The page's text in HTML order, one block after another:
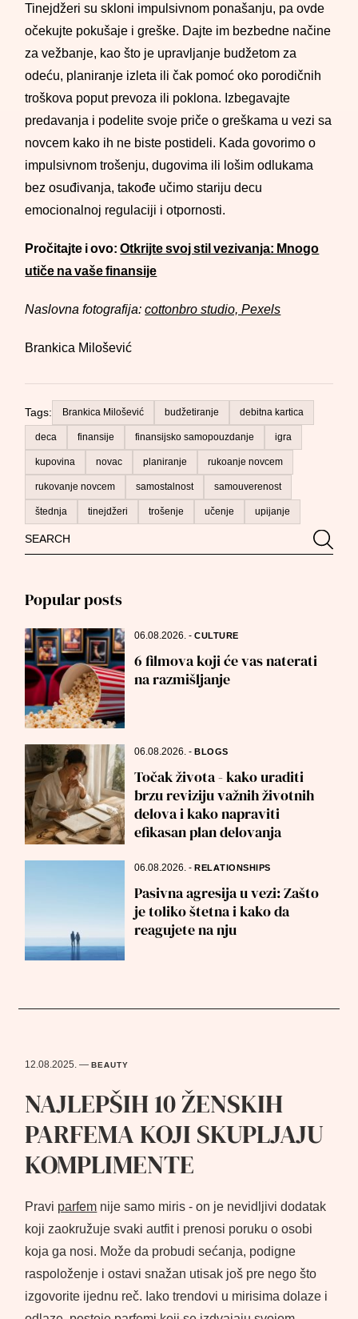
Search
for:
Popular posts
06.08.2026.-CULTURE
6 filmova koji će vas naterati
na razmišljanje
06.08.2026.-BLOGS
Točak života - kako uraditi
brzu reviziju važnih životnih
delova i kako napraviti
efikasan plan delovanja
06.08.2026.-RELATIONSHIPS
Pasivna agresija u vezi: Zašto
je toliko štetna i kako da
reagujete na nju
Tinejdžeri su skloni impulsivnom ponašanju, pa ovde
očekujte pokušaje i greške. Dajte im bezbedne načine
za vežbanje, kao što je upravljanje budžetom za
odeću, planiranje izleta ili čak pomoć oko porodičnih
troškova poput prevoza ili poklona. Izbegavajte
predavanja i podelite svoje priče o greškama u vezi sa
novcem kako ih ne biste postideli. Kada govorimo o
impulsivnom trošenju, dugovima ili lošim odlukama
bez osuđivanja, takođe učimo stariju decu
emocionalnoj regulaciji i otpornosti.
Pročitajte i ovo:Otkrijte svoj stil vezivanja: Mnogo
utiče na vaše finansije
Naslovna fotografija:cottonbro studio, Pexels
Brankica Milošević
Tags: Brankica Milošević budžetiranje debitna kartica
deca finansije finansijsko samopouzdanje igra
kupovina novac planiranje rukoanje novcem
rukovanje novcem samostalnost samouverenost
štednja tinejdžeri trošenje učenje upijanje
12.08.2025.—BEAUTY
NAJLEPŠIH 10 ŽENSKIH
PARFEMA KOJI SKUPLJAJU
KOMPLIMENTE
Pravi parfem nije samo miris - on je nevidljivi dodatak
koji zaokružuje svaki autfit i prenosi poruku o osobi
koja ga nosi. Može da probudi sećanja, podigne
raspoloženje i ostavi snažan utisak još pre nego što
izgovorite ijednu reč. Iako trendovi u mirisima dolaze i